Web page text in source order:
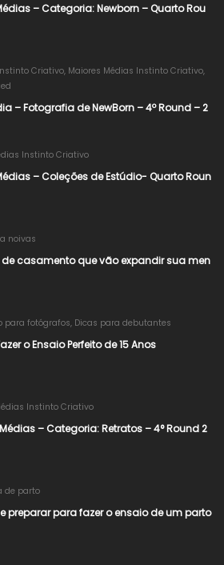
– Categoria: Newborn – Quarto Rou
Criativo, Maiores Médias Instinto Criativo,
– Fotografia de NewBorn – 4º Round – 2
Instinto Criativo
– Coleções de Estúdio- Quarto Roun
noivas
de casamento que vão expandir sua men
para fotógrafos, Dicas para debutantes
o Ensaio Perfeito de 15 Anos
Instinto Criativo
– Categoria: Retratos – 4° Round 2
de parto
preparar para fazer o ensaio de um parto